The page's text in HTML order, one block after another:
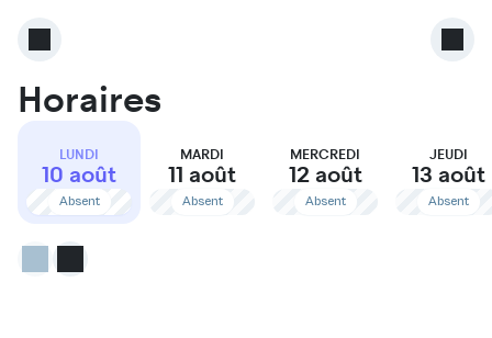
Horaires
LUNDI
10 août
Absent
MARDI
11 août
Absent
MERCREDI
12 août
Absent
JEUDI
13 août
Absent